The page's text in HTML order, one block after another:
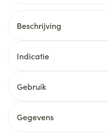
Beschrijving
Indicatie
Gebruik
Gegevens